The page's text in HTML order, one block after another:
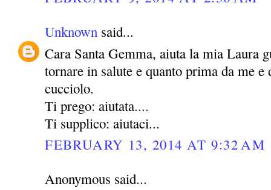
Unknown said...
Cara Santa Gemma, aiuta la mia Laura
tornare in salute e quanto prima da me
cucciolo.
Ti prego: aiutata....
Ti supplico: aiutaci...
FEBRUARY 13, 2014 AT 9:32 AM
Anonymous said...